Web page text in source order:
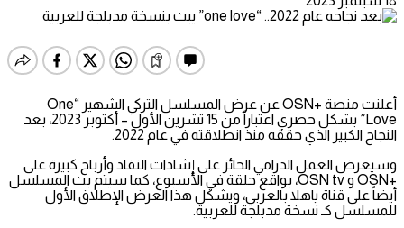
أعلنت منصة +OSN عن عرض المسلسل التركي الشهير
“One
Love”
بشكلحصرياعتباراً من تشرينالأول– أكتوبر
بعد
النجاح الكبير الذي حققه منذ انطلاقته في عام
وسيعرضالعملالدراميالحائز على إشاداتالنقاد وأرباح كبيرة على
+OSN
و ، بواقعحلقة فيالأسبوع، كما سيتم بث المسلسل
أيضاً على قناة ياهلا بالعربي، ويشكل هذاالعرضالإطلاقالأول
للمسلسل كـنسخة مدبلجةللعربية.